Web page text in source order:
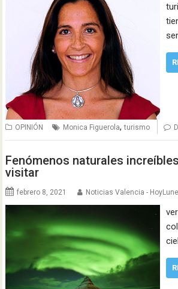
OPINIÓN Monica Figuerola,turismo
Fenómenos naturales
visitar
febrero 8, 2021 Noticias Valencia -